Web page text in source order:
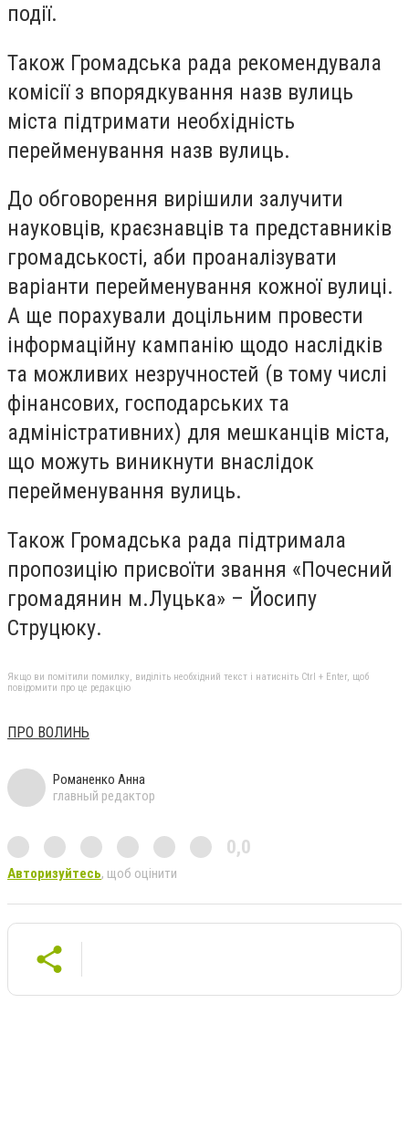
події.
Також Громадська рада рекомендувала
комісії з впорядкування назв вулиць
міста підтримати необхідність
перейменування назв вулиць.
До обговорення вирішили залучити
науковців, краєзнавців та представників
громадськості, аби проаналізувати
варіанти перейменування кожної вулиці.
А ще порахували доцільним провести
інформаційну кампанію щодо наслідків
та можливих незручностей (в тому числі
фінансових, господарських та
адміністративних) для мешканців міста,
що можуть виникнути внаслідок
перейменування вулиць.
Також Громадська рада підтримала
пропозицію присвоїти звання «Почесний
громадянин м.Луцька» – Йосипу
Струцюку.
Якщо ви помітили помилку, виділіть необхідний текст і натисніть Ctrl + Enter, щоб
повідомити про це редакцію
ПРО ВОЛИНЬ
Романенко Анна
главный редактор
0,0
Авторизуйтесь, щоб оцінити